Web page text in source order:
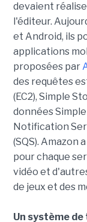
devaient
l'éditeur.
et Android, ils
applications
proposées par
des requêtes
(EC2), Simple
données
Notification
(SQS). Amazon
pour chaque
vidéo et
de jeux et des
Un système